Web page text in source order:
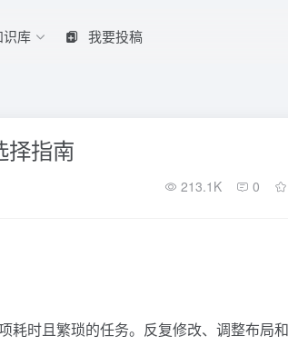
识库 我要投稿
择指南
213.1K 0
耗时且繁琐的任务。反复修改、调整布局